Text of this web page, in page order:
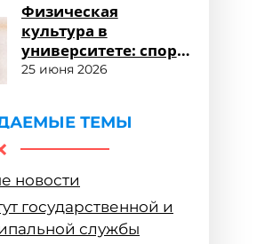
Физическая
культура в
университете: спорт
и здоровый образ
25 июня 2026
ТЕМЫ
новости
государственной и
службы